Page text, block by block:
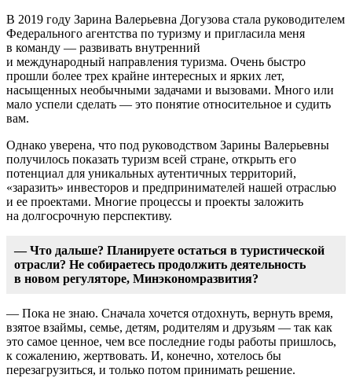
В 2019 году Зарина Валерьевна Догузова стала руководителем
Федерального агентства по туризму и пригласила меня
в команду — развивать внутренний
и международный направления туризма. Очень быстро
прошли более трех крайне интересных и ярких лет,
насыщенных необычными задачами и вызовами. Много или
мало успели сделать — это понятие относительное и судить
вам.
Однако уверена, что под руководством Зарины Валерьевны
получилось показать туризм всей стране, открыть его
потенциал для уникальных аутентичных территорий,
«заразить» инвесторов и предпринимателей нашей отраслью
и ее проектами. Многие процессы и проекты заложить
на долгосрочную перспективу.
— Что дальше? Планируете остаться в туристической
отрасли? Не собираетесь продолжить деятельность
в новом регуляторе, Минэкономразвития?
— Пока не знаю. Сначала хочется отдохнуть, вернуть время,
взятое взаймы, семье, детям, родителям и друзьям — так как
это самое ценное, чем все последние годы работы пришлось,
к сожалению, жертвовать. И, конечно, хотелось бы
перезагрузиться, и только потом принимать решение.